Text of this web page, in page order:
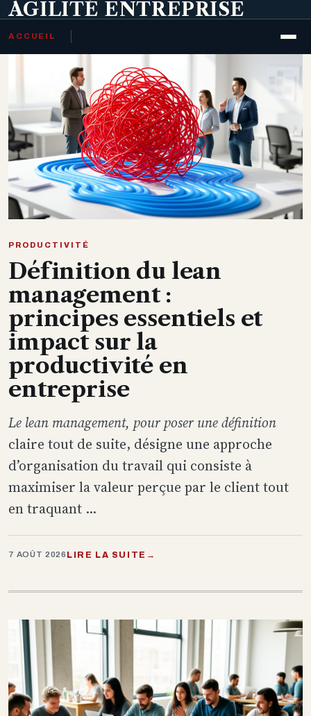
AGILITÉ ENTREPRISE
ACCUEIL
PRODUCTIVITÉ
Définition du lean
management :
principes essentiels et
impact sur la
productivité en
entreprise
Le lean management, pour poser une définition
claire tout de suite, désigne une approche
d’organisation du travail qui consiste à
maximiser la valeur perçue par le client tout
en traquant ...
7 AOÛT 2026 LIRE LA SUITE →